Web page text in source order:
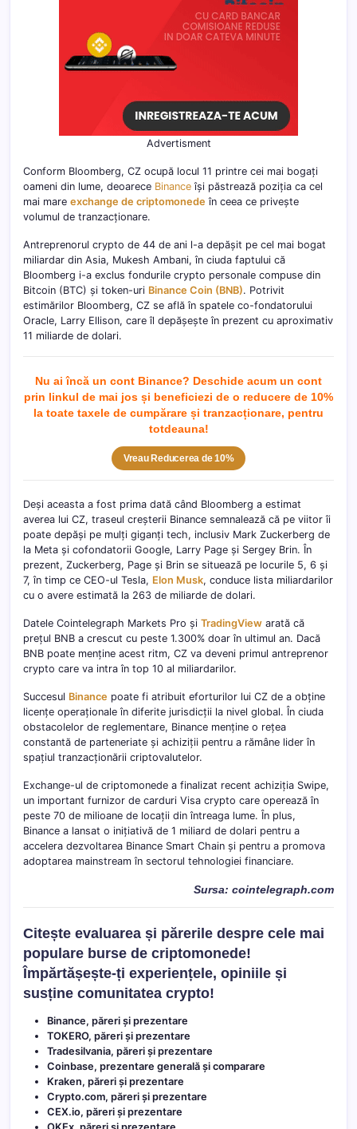
Advertisment
Conform Bloomberg, CZ ocupă locul 11 printre cei mai bogați
oameni din lume, deoarece Binance își păstrează poziția ca cel
mai mare exchange de criptomonede în ceea ce privește
volumul de tranzacționare.
Antreprenorul crypto de 44 de ani l-a depășit pe cel mai bogat
miliardar din Asia, Mukesh Ambani, în ciuda faptului că
Bloomberg i-a exclus fondurile crypto personale compuse din
Bitcoin (BTC) și token-uri Binance Coin (BNB). Potrivit
estimărilor Bloomberg, CZ se află în spatele co-fondatorului
Oracle, Larry Ellison, care îl depășește în prezent cu aproximativ
11 miliarde de dolari.
Nu ai încă un cont Binance? Deschide acum un cont
prin linkul de mai jos și beneficiezi de o reducere de 10%
la toate taxele de cumpărare și tranzacționare, pentru
totdeauna!
Vreau Reducerea de 10%
Deși aceasta a fost prima dată când Bloomberg a estimat
averea lui CZ, traseul creșterii Binance semnalează că pe viitor îi
poate depăși pe mulți giganți tech, inclusiv Mark Zuckerberg de
la Meta și cofondatorii Google, Larry Page și Sergey Brin. În
prezent, Zuckerberg, Page și Brin se situează pe locurile 5, 6 și
7, în timp ce CEO-ul Tesla, Elon Musk, conduce lista miliardarilor
cu o avere estimată la 263 de miliarde de dolari.
Datele Cointelegraph Markets Pro și TradingView arată că
prețul BNB a crescut cu peste 1.300% doar în ultimul an. Dacă
BNB poate menține acest ritm, CZ va deveni primul antreprenor
crypto care va intra în top 10 al miliardarilor.
Succesul Binance poate fi atribuit eforturilor lui CZ de a obține
licențe operaționale în diferite jurisdicții la nivel global. În ciuda
obstacolelor de reglementare, Binance menține o rețea
constantă de parteneriate și achiziții pentru a rămâne lider în
spațiul tranzacționării criptovalutelor.
Exchange-ul de criptomonede a finalizat recent achiziția Swipe,
un important furnizor de carduri Visa crypto care operează în
peste 70 de milioane de locații din întreaga lume. În plus,
Binance a lansat o inițiativă de 1 miliard de dolari pentru a
accelera dezvoltarea Binance Smart Chain și pentru a promova
adoptarea mainstream în sectorul tehnologiei financiare.
Sursa: cointelegraph.com
Citește evaluarea și părerile despre cele mai
populare burse de criptomonede!
Împărtășește-ți experiențele, opiniile și
susține comunitatea crypto!
Binance, păreri și prezentare
TOKERO, păreri și prezentare
Tradesilvania, păreri și prezentare
Coinbase, prezentare generală și comparare
Kraken, păreri și prezentare
Crypto.com, păreri și prezentare
CEX.io, păreri și prezentare